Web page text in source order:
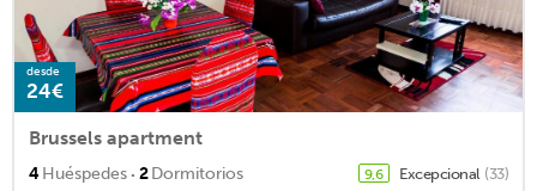
desde
24€
Brussels apartment
4Huéspedes · 2Dormitorios 9,6 Excepcional (33)